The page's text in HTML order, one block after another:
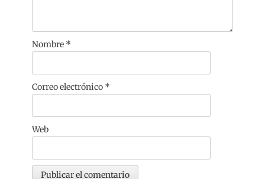
Nombre *
Correo electrónico *
Web